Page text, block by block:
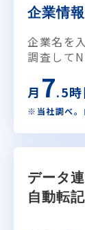
企業情
企業名を
調査して
月 7.5時
※当社調べ。
データ連
自動転記